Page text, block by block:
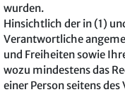
wurden.
Hinsichtlich der in (1)
Verantwortliche
und Freiheiten sowie
wozu mindestens das
einer Person seitens